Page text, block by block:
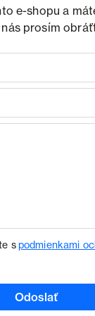
e-shopu a
prosím
spodmienkami
Odoslať